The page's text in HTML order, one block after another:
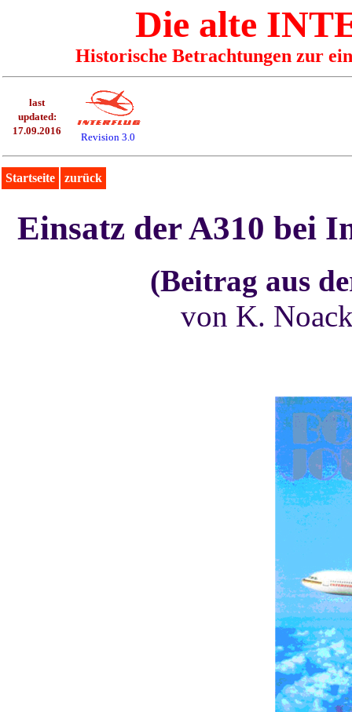
Die alte
Historische Betrachtungen zur
last
updated:
17.09.2016
Revision 3.0
Startseite zurück
Einsatz der A310 bei
(Beitrag aus
von K.